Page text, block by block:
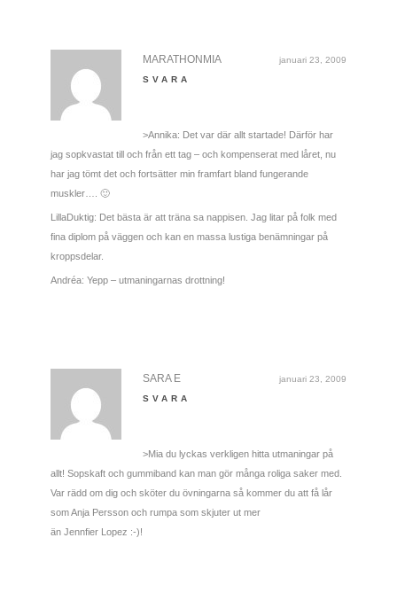
januari 23, 2009
MARATHONMIA
SVARA
>Annika: Det var där allt startade! Därför har
jag sopkvastat till och från ett tag – och kompenserat med låret, nu
har jag tömt det och fortsätter min framfart bland fungerande
muskler…. 🙂
LillaDuktig: Det bästa är att träna sa nappisen. Jag litar på folk med
fina diplom på väggen och kan en massa lustiga benämningar på
kroppsdelar.
Andréa: Yepp – utmaningarnas drottning!
januari 23, 2009
SARA E
SVARA
>Mia du lyckas verkligen hitta utmaningar på
allt! Sopskaft och gummiband kan man gör många roliga saker med.
Var rädd om dig och sköter du övningarna så kommer du att få lår
som Anja Persson och rumpa som skjuter ut mer
än Jennfier Lopez :-)!